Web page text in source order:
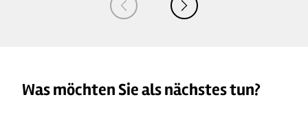
Was möchten Sie als nächstes tun?